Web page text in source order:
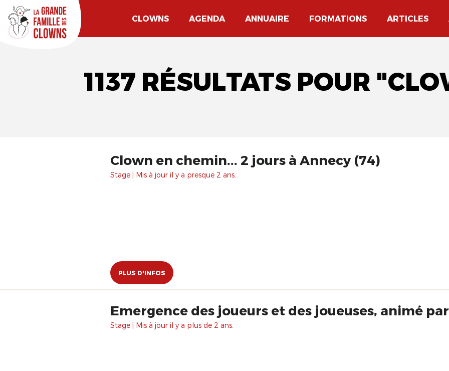
CLOWNS AGENDA ANNUAIRE FORMATIONS ARTICLES
1137 RÉSULTATS POUR
Clown en chemin... 2 jours à Annecy (74)
Stage | Mis à jour il y a presque 2 ans.
PLUS D'INFOS
Emergence des joueurs et des joueuses, animé
Stage | Mis à jour il y a plus de 2 ans.